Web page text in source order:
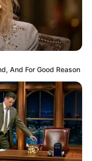
And For Good Reason